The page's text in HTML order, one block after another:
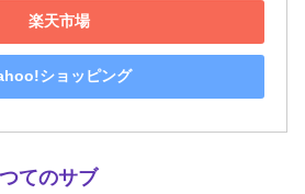
楽天市場
ショッピング
てのサブ